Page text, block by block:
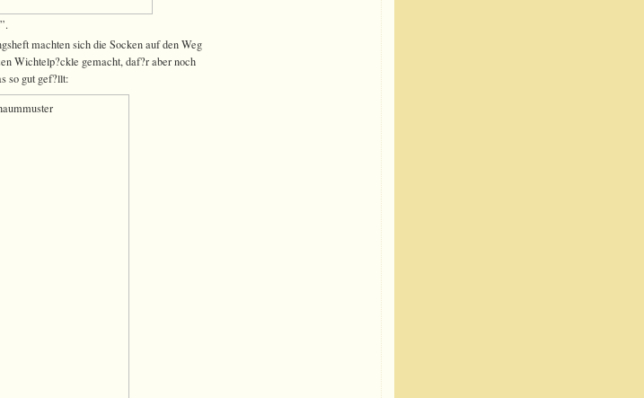
machten sich die Socken auf den Weg
Wichtelp?ckle gemacht, daf?r aber noch
so gut gef?llt: